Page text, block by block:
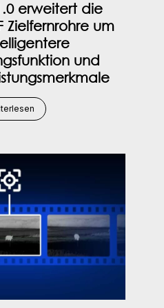
erweitert die
Zielfernrohre um
und